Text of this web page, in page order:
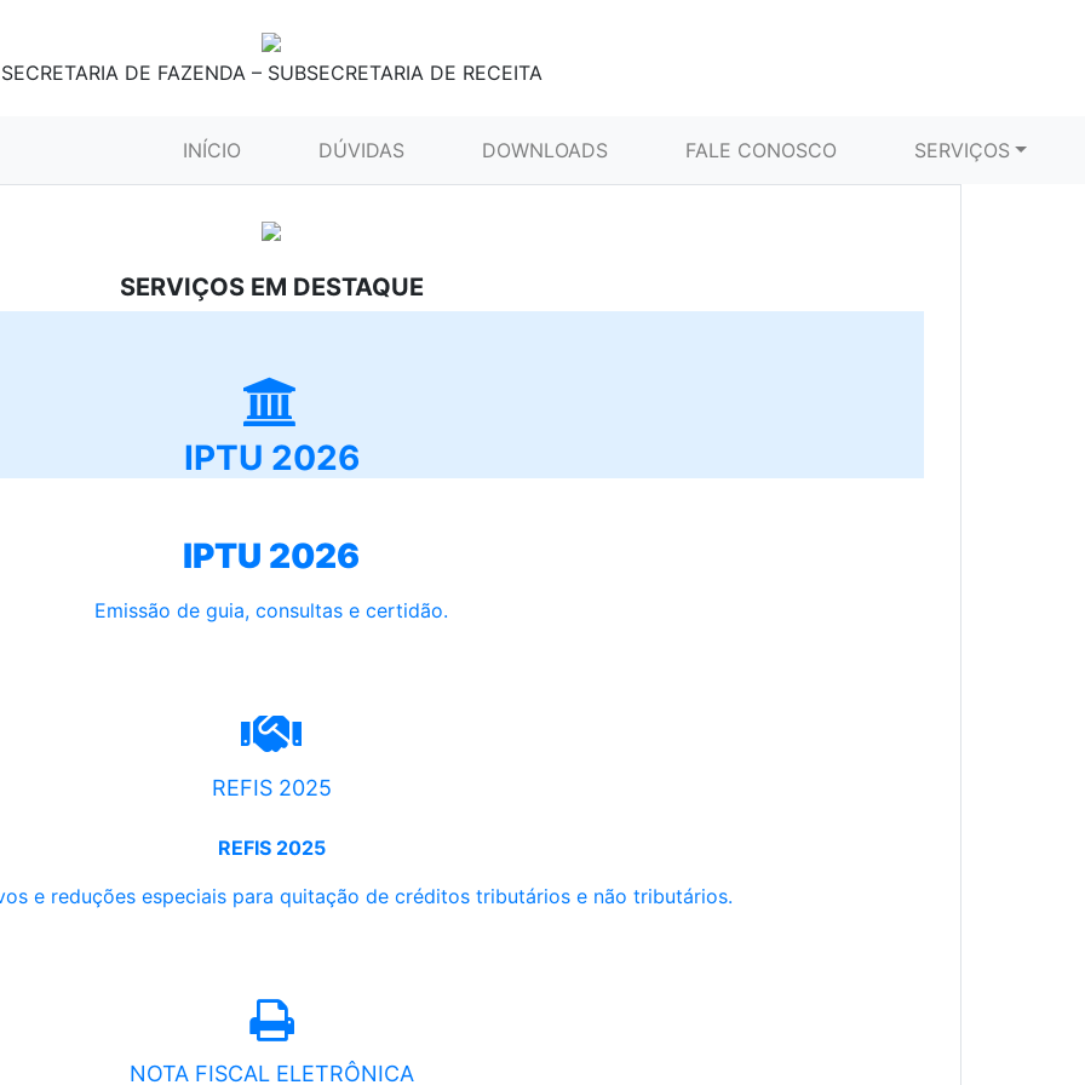
SECRETARIA DE FAZENDA – SUBSECRETARIA DE RECEITA
INÍCIO (CURRENT)DÚVIDAS DOWNLOADS FALE CONOSCO SERVIÇOS
SERVIÇOS EM DESTAQUE
IPTU 2026
IPTU 2026
Emissão de guia, consultas e certidão.
REFIS 2025
REFIS 2025
e reduções especiais para quitação de créditos tributários e não tributários.
NOTA FISCAL ELETRÔNICA